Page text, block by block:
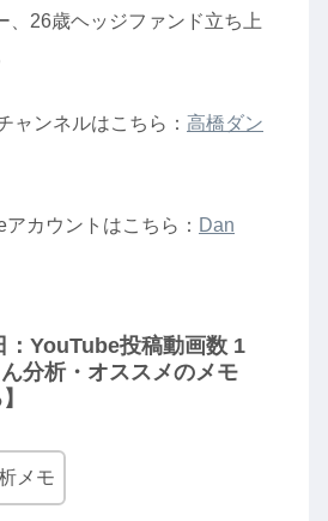
、26歳ヘッジファンド立ち上
ャンネルはこちら： 高橋ダン
カウントはこちら： Dan
：YouTube投稿動画数 1
分析・オススメのメモ
メモ